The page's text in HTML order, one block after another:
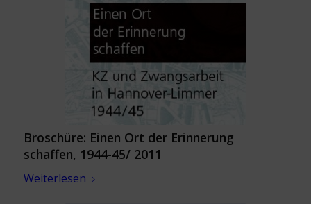
Broschüre: Einen Ort der Erinnerung
schaffen, 1944-45/ 2011
Weiterlesen